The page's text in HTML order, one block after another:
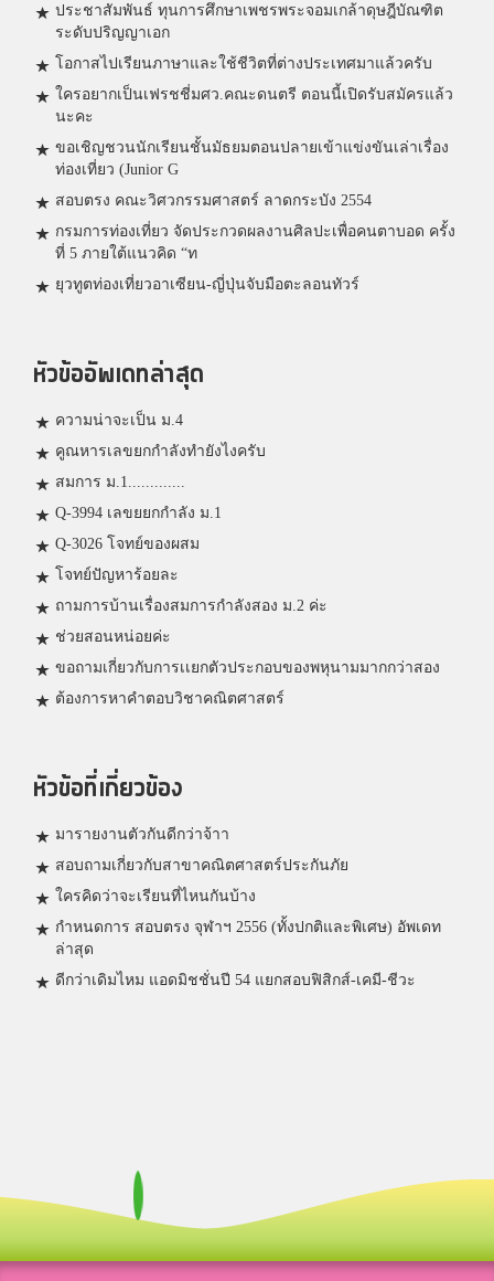
ประชาสัมพันธ์ ทุนการศึกษาเพชรพระจอมเกล้าดุษฎีบัณฑิต
ระดับปริญญาเอก
โอกาสไปเรียนภาษาและใช้ชีวิตที่ต่างประเทศมาแล้วครับ
ใครอยากเป็นเฟรชชี่มศว.คณะดนตรี ตอนนี้เปิดรับสมัครแล้ว
นะคะ
ขอเชิญชวนนักเรียนชั้นมัธยมตอนปลายเข้าแข่งขันเล่าเรื่อง
ท่องเที่ยว (Junior G
สอบตรง คณะวิศวกรรมศาสตร์ ลาดกระบัง 2554
กรมการท่องเที่ยว จัดประกวดผลงานศิลปะเพื่อคนตาบอด ครั้ง
ที่ 5 ภายใต้แนวคิด “ท
ยุวทูตท่องเที่ยวอาเซียน-ญี่ปุ่นจับมือตะลอนทัวร์
หัวข้ออัพเดทล่าสุด
ความน่าจะเป็น ม.4
คูณหารเลขยกกำลังทำยังไงครับ
สมการ ม.1.............
Q-3994 เลขยยกกำลัง ม.1
Q-3026 โจทย์ของผสม
โจทย์ปัญหาร้อยละ
ถามการบ้านเรื่องสมการกำลังสอง ม.2 ค่ะ
ช่วยสอนหน่อยค่ะ
ขอถามเกี่ยวกับการเเยกตัวประกอบของพหุนามมากกว่าสอง
ต้องการหาคำตอบวิชาคณิตศาสตร์
หัวข้อที่เกี่ยวข้อง
มารายงานตัวกันดีกว่าจ้าา
สอบถามเกี่ยวกับสาขาคณิตศาสตร์ประกันภัย
ใครคิดว่าจะเรียนที่ไหนกันบ้าง
กำหนดการ สอบตรง จุฬาฯ 2556 (ทั้งปกติและพิเศษ) อัพเดท
ล่าสุด
ดีกว่าเดิมไหม แอดมิชชั่นปี 54 แยกสอบฟิสิกส์-เคมี-ชีวะ